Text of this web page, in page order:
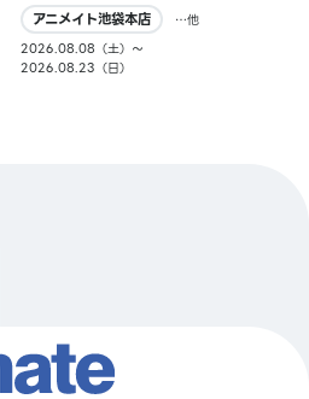
アニメイト池袋本店
…他
2026.08.08（土）〜
2026.08.23（日）